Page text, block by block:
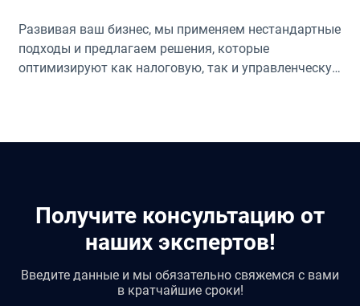
Развивая ваш бизнес, мы применяем нестандартные
подходы и предлагаем решения, которые
оптимизируют как налоговую, так и управленческую
Получите консультацию от
наших экспертов!
Введите данные и мы обязательно свяжемся с вами
в кратчайшие сроки!